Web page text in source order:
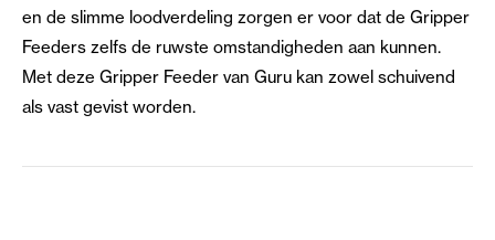
en de slimme loodverdeling zorgen er voor dat de Gripper
Feeders zelfs de ruwste omstandigheden aan kunnen.
Met deze Gripper Feeder van Guru kan zowel schuivend
als vast gevist worden.